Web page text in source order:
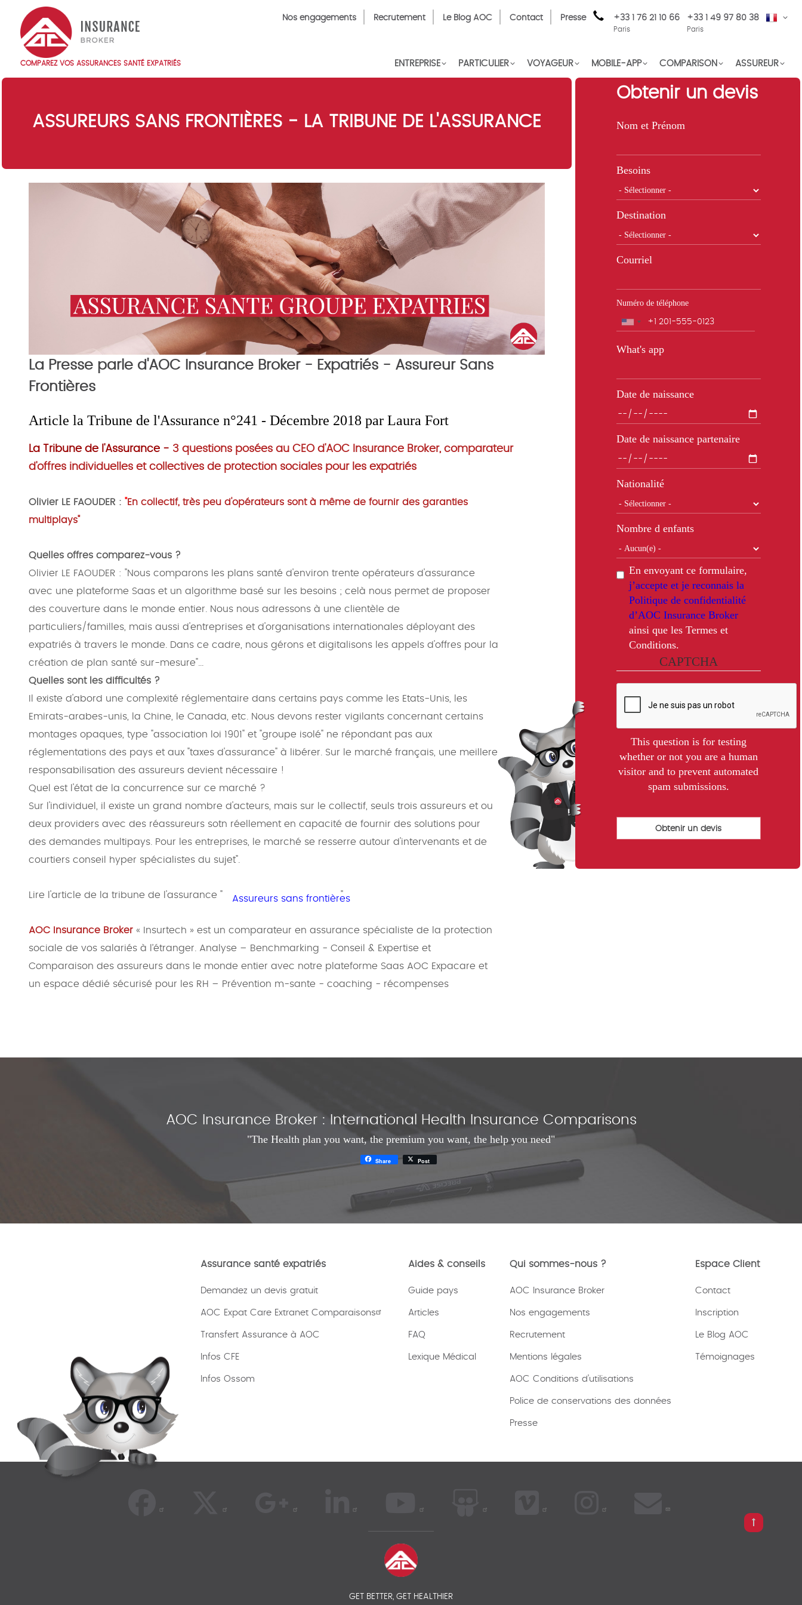
main
content
FR
TopNos engagements Recrutement Le Blog AOC Contact Presse +33 1 76 21 10 66
Paris
+33 1 49 97 80 38
Paris
COMPAREZ VOS ASSURANCES SANTÉ EXPATRIÉS
Main
FR
ENTREPRISE PARTICULIER VOYAGEUR ASSUREUR
COMPARISON
MOBILE-APP
ASSUREURS SANS FRONTIÈRES - LA TRIBUNE DE L'ASSURANCE
La Presse parle d'AOC Insurance Broker - Expatriés - Assureur Sans
Frontières
Article la Tribune de l'Assurance n°241 - Décembre 2018 par Laura Fort
La Tribune de l'Assurance - 3 questions posées au CEO d'AOC Insurance Broker, comparateur
d'offres individuelles et collectives de protection sociales pour les expatriés
Olivier LE FAOUDER : "En collectif, très peu d'opérateurs sont à même de fournir des garanties
multiplays"
Quelles offres comparez-vous ?
Olivier LE FAOUDER : "Nous comparons les plans santé d'environ trente opérateurs d'assurance
avec une plateforme Saas et un algorithme basé sur les besoins ; celà nous permet de proposer
des couverture dans le monde entier. Nous nous adressons à une clientèle de
particuliers/familles, mais aussi d'entreprises et d'organisations internationales déployant des
expatriés à travers le monde. Dans ce cadre, nous gérons et digitalisons les appels d'offres pour la
création de plan santé sur-mesure"...
Quelles sont les difficultés ?
Il existe d'abord une complexité réglementaire dans certains pays comme les Etats-Unis, les
Emirats-arabes-unis, la Chine, le Canada, etc. Nous devons rester vigilants concernant certains
montages opaques, type "association loi 1901" et "groupe isolé" ne répondant pas aux
réglementations des pays et aux "taxes d'assurance" à libérer. Sur le marché français, une meillere
responsabilisation des assureurs devient nécessaire !
Quel est l'état de la concurrence sur ce marché ?
Sur l'individuel, il existe un grand nombre d'acteurs, mais sur le collectif, seuls trois assureurs et ou
deux providers avec des réassureurs sotn réellement en capacité de fournir des solutions pour
des demandes multipays. Pour les entreprises, le marché se resserre autour d'intervenants et de
courtiers conseil hyper spécialistes du sujet".
Lire l'article de la tribune de l'assurance " Assureurs sans frontières
"
AOC Insurance Broker « Insurtech » est un comparateur en assurance spécialiste de la protection
sociale de vos salariés à l’étranger. Analyse – Benchmarking - Conseil & Expertise et
Comparaison des assureurs dans le monde entier avec notre plateforme Saas AOC Expacare et
un espace dédié sécurisé pour les RH – Prévention m-sante - coaching - récompenses
Obtenir un devis
Nom et Prénom
Besoins
Destination
Courriel
Numéro de téléphone
Téléphone
What's app
Date de naissance
Date de naissance partenaire
Nationalité
Nombre d enfants
En envoyant ce formulaire,
j’accepte et je reconnais la
Politique de confidentialité
d’AOC Insurance Broker
ainsi que les Termes et
Conditions.
CAPTCHA
This question is for testing
whether or not you are a human
visitor and to prevent automated
spam submissions.
AOC Insurance Broker : International Health Insurance Comparisons
"The Health plan you want, the premium you want, the help you need"
Share Post
Assurance santé expatriés
Demandez un devis gratuit
AOC Expat Care Extranet Comparaisons
Transfert Assurance à AOC
Infos CFE
Infos Ossom
Aides & conseils
Guide pays
Articles
FAQ
Lexique Médical
Qui sommes-nous ?
AOC Insurance Broker
Nos engagements
Recrutement
Mentions légales
AOC Conditions d’utilisations
Police de conservations des données
Presse
Espace Client
Contact
Inscription
Le Blog AOC
Témoignages
GET BETTER, GET HEALTHIER